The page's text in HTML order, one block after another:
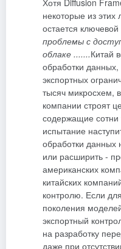
некоторые из
остается
проблемы с
облаке .......Китай
обработки
экспортных
тысяч микросхем,
компании строят
содержащие
испытание
обработки данных
или расширить -
американских
китайских
контролю. Если
поколения
экспортный
на разработку
даже при